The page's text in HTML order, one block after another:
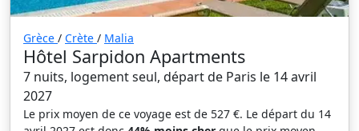
Grèce / Crète / Malia
Hôtel Sarpidon Apartments
7 nuits, logement seul, départ de Paris le 14 avril
2027
Le prix moyen de ce voyage est de 527 €. Le départ du 14